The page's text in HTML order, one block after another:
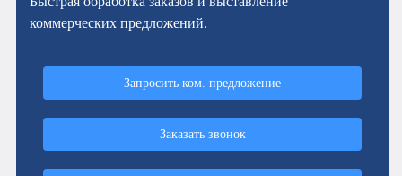
коммерческих предложений.
Запросить ком. предложение
Заказать звонок